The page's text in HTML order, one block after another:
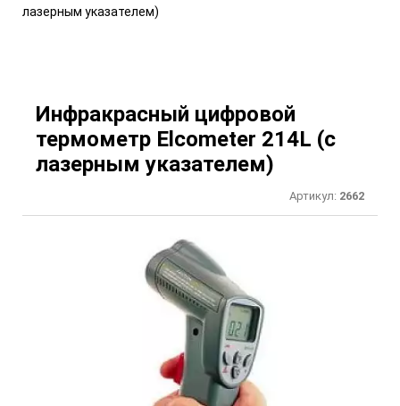
лазерным указателем)
Инфракрасный цифровой
термометр Elcometer 214L (с
лазерным указателем)
Артикул: 2662